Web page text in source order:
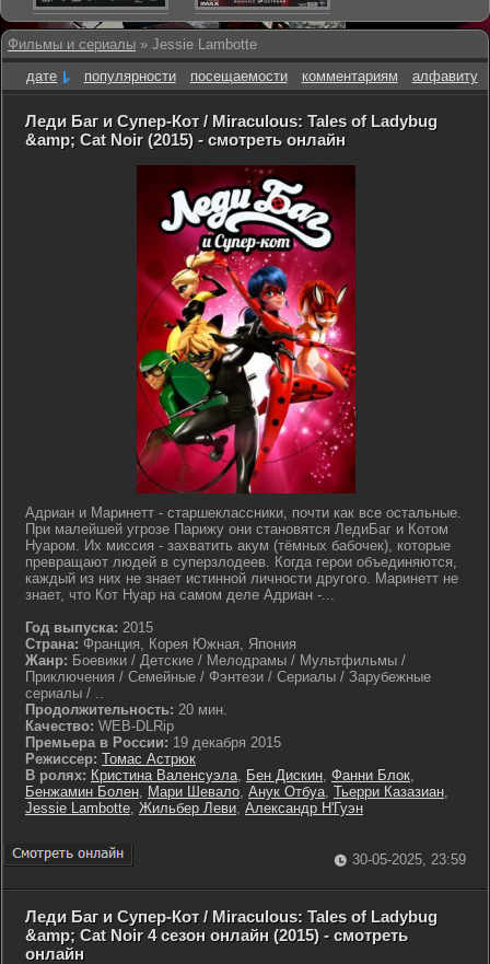
Фильмы и сериалы » Jessie Lambotte
дате
популярности посещаемости комментариям алфавиту
Леди Баг и Супер-Кот / Miraculous: Tales of Ladybug
&amp; Cat Noir (2015) - смотреть онлайн
Адриан и Маринетт - старшеклассники, почти как все остальные.
При малейшей угрозе Парижу они становятся ЛедиБаг и Котом
Нуаром. Их миссия - захватить акум (тёмных бабочек), которые
превращают людей в суперзлодеев. Когда герои объединяются,
каждый из них не знает истинной личности другого. Маринетт не
знает, что Кот Нуар на самом деле Адриан -...
Год выпуска: 2015
Страна: Франция, Корея Южная, Япония
Жанр: Боевики / Детские / Мелодрамы / Мультфильмы /
Приключения / Семейные / Фэнтези / Сериалы / Зарубежные
сериалы / ..
Продолжительность: 20 мин.
Качество: WEB-DLRip
Премьера в России: 19 декабря 2015
Режиссер: Томас Астрюк
В ролях: Кристина Валенсуэла, Бен Дискин, Фанни Блок,
Бенжамин Болен, Мари Шевало, Анук Отбуа, Тьерри Казазиан,
Jessie Lambotte, Жильбер Леви, Александр Н'Гуэн
30-05-2025, 23:59
Леди Баг и Супер-Кот / Miraculous: Tales of Ladybug
&amp; Cat Noir 4 сезон онлайн (2015) - смотреть
онлайн